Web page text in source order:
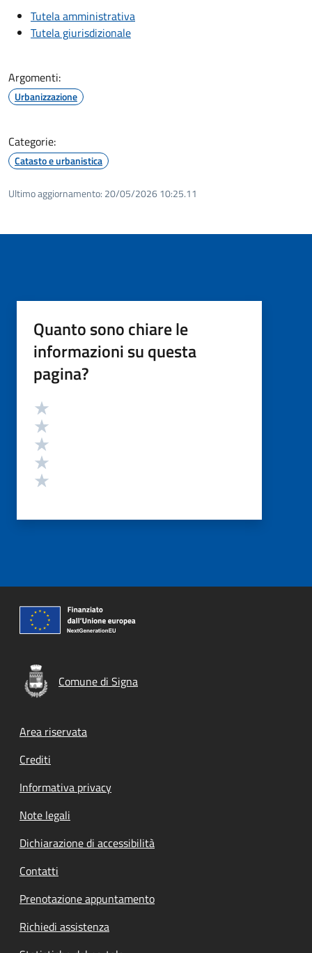
Tutela amministrativa
Tutela giurisdizionale
Argomenti:
Urbanizzazione
Categorie:
Catasto e urbanistica
Ultimo aggiornamento: 20/05/2026 10:25.11
Quanto sono chiare le
informazioni su questa
pagina?
Valutazione
Comune di Signa
Footer menu
Area riservata
Crediti
Informativa privacy
Note legali
Dichiarazione di accessibilità
Contatti
Prenotazione appuntamento
Richiedi assistenza